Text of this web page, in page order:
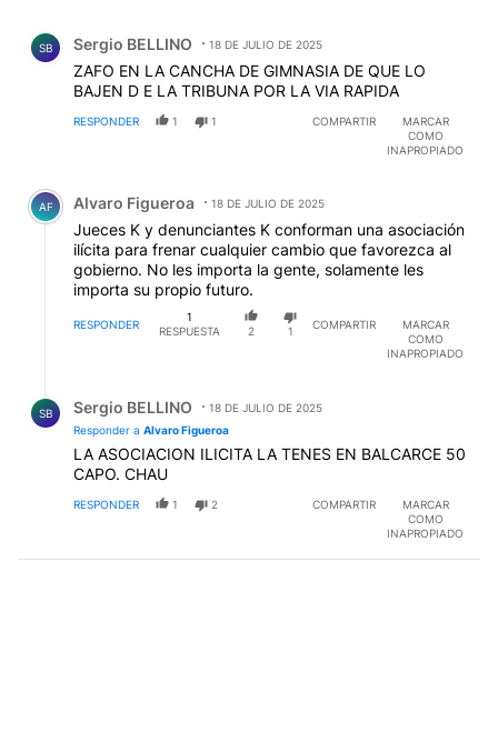
SB Sergio BELLINO 18 DE JULIO DE 2025
ZAFO EN LA CANCHA DE GIMNASIA DE QUE LO
BAJEN D E LA TRIBUNA POR LA VIA RAPIDA
RESPONDER 1 1 COMPARTIR
MARCAR
COMO
INAPROPIADO
Comentario de Alvaro Figueroa.
AF Alvaro Figueroa 18 DE JULIO DE 2025
Jueces K y denunciantes K conforman una asociación
ilícita para frenar cualquier cambio que favorezca al
gobierno. No les importa la gente, solamente les
importa su propio futuro.
RESPONDER
1
RESPUESTA
2 1
COMPARTIR
MARCAR
COMO
INAPROPIADO
SB Sergio BELLINO
18 DE JULIO DE 2025
Responder a Alvaro Figueroa
LA ASOCIACION ILICITA LA TENES EN BALCARCE 50
CAPO. CHAU
RESPONDER 1 2 COMPARTIR
MARCAR
COMO
INAPROPIADO